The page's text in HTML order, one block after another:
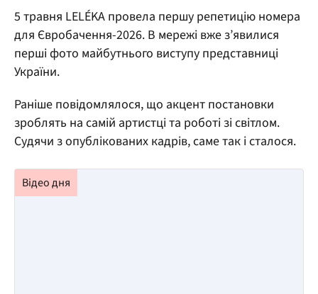
5 травня LELÉKA провела першу репетицію номера
для Євробачення-2026. В мережі вже з’явилися
перші фото майбутнього виступу представниці
України.
Раніше повідомлялося, що акцент постановки
зроблять на самій артистці та роботі зі світлом.
Судячи з опублікованих кадрів, саме так і сталося.